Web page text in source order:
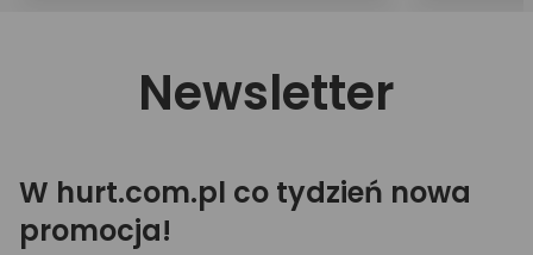
Newsletter
W hurt.com.pl co tydzień nowa
promocja!